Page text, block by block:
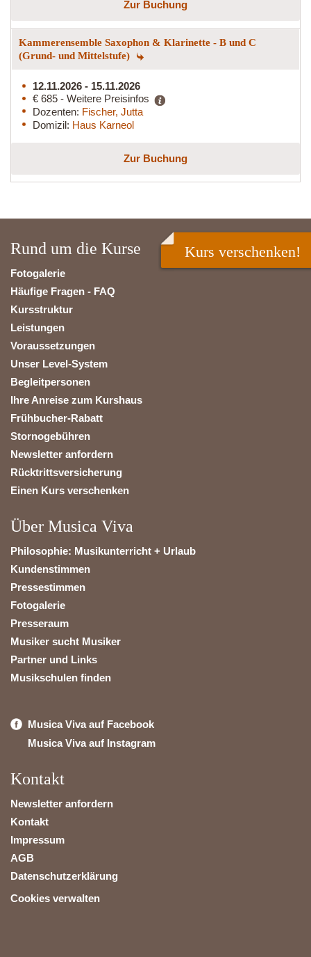
Zur Buchung
Kammerensemble Saxophon & Klarinette - B und C
(Grund- und Mittelstufe)
12.11.2026 - 15.11.2026
€ 685 - Weitere Preisinfos
Dozenten: Fischer, Jutta
Domizil: Haus Karneol
Zur Buchung
Rund um die Kurse
Fotogalerie
Häufige Fragen - FAQ
Kursstruktur
Leistungen
Voraussetzungen
Unser Level-System
Begleitpersonen
Ihre Anreise zum Kurshaus
Frühbucher-Rabatt
Stornogebühren
Newsletter anfordern
Rücktrittsversicherung
Einen Kurs verschenken
Über Musica Viva
Philosophie: Musikunterricht + Urlaub
Kundenstimmen
Pressestimmen
Fotogalerie
Presseraum
Musiker sucht Musiker
Partner und Links
Musikschulen finden
Musica Viva auf Facebook
Musica Viva auf Instagram
Kontakt
Newsletter anfordern
Kontakt
Impressum
AGB
Datenschutzerklärung
Cookies verwalten
Kurs verschenken!